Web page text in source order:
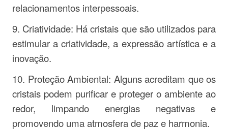
relacionamentos interpessoais.
9. Criatividade: Há cristais que são utilizados para
estimular a criatividade, a expressão artística e a
inovação.
10. Proteção Ambiental: Alguns acreditam que os
cristais podem purificar e proteger o ambiente ao
redor, limpando energias negativas e
promovendo uma atmosfera de paz e harmonia.